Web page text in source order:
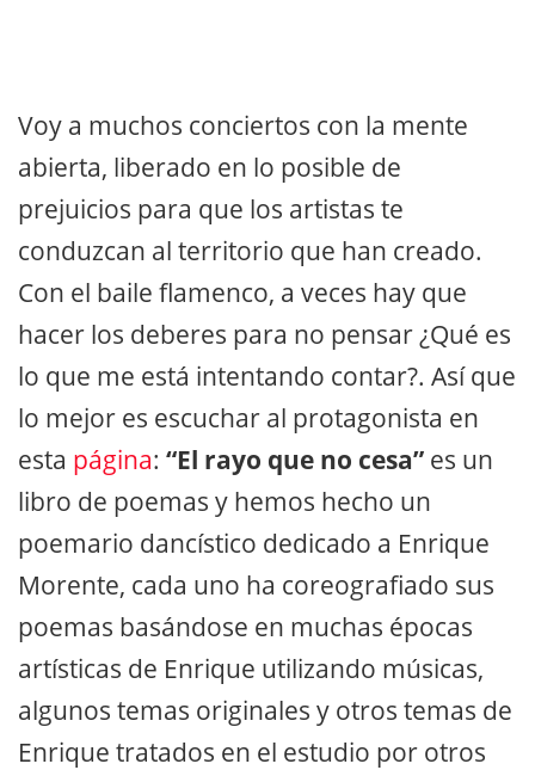
Voy a muchos conciertos con la mente
abierta, liberado en lo posible de
prejuicios para que los artistas te
conduzcan al territorio que han creado.
Con el baile flamenco, a veces hay que
hacer los deberes para no pensar ¿Qué es
lo que me está intentando contar?. Así que
lo mejor es escuchar al protagonista en
esta página: “El rayo que no cesa” es un
libro de poemas y hemos hecho un
poemario dancístico dedicado a Enrique
Morente, cada uno ha coreografiado sus
poemas basándose en muchas épocas
artísticas de Enrique utilizando músicas,
algunos temas originales y otros temas de
Enrique tratados en el estudio por otros